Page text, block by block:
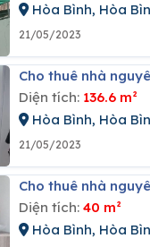
Hòa Bình, Hòa
21/05/2023
Cho thuê nhà
Diện tích: 136.6 m²
Hòa Bình, Hòa
21/05/2023
Cho thuê nhà
Diện tích: 40 m²
Hòa Bình, Hòa